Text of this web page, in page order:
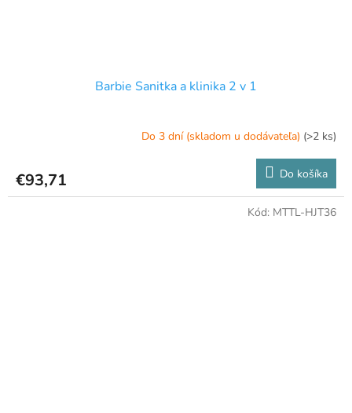
Barbie Sanitka a klinika 2 v 1
Do 3 dní (skladom u dodávateľa) (>2 ks)
€93,71 Do košíka
Kód: MTTL-HJT36